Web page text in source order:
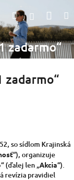
Hľadať
zadarmo“
zadarmo“
so sídlom Krajinská
“), organizuje
“ (ďalej len „Akcia“).
revízia pravidiel